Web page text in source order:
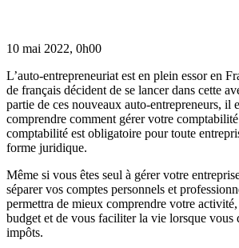
10 mai 2022, 0h00
L’auto-entrepreneuriat est en plein essor en
de français décident de se lancer dans cette
partie de ces nouveaux auto-entrepreneurs, il
comprendre comment gérer votre
comptabilité est obligatoire pour toute
forme juridique.
Même si vous êtes seul à gérer votre
séparer vos comptes personnels et
permettra de mieux comprendre votre
budget et de vous faciliter la vie lorsque vous
impôts.